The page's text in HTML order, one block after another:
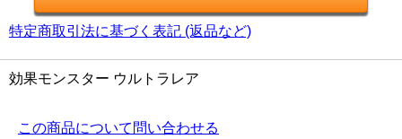
特定商取引法に基づく表記 (返品など)
効果モンスター ウルトラレア
この商品について問い合わせる